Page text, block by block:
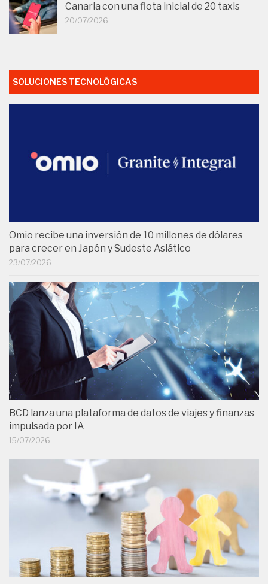
Canaria con una flota inicial de 20 taxis
20/07/2026
SOLUCIONES TECNOLÓGICAS
Omio recibe una inversión de 10 millones de dólares
para crecer en Japón y Sudeste Asiático
23/07/2026
BCD lanza una plataforma de datos de viajes y finanzas
impulsada por IA
15/07/2026